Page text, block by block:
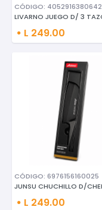
CÓDIGO: 4052916380642
L 249.00
CÓDIGO: 6976156160025
L 249.00